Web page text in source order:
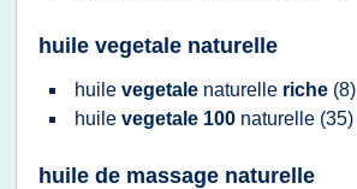
huile vegetale naturelle
huile vegetale naturelle riche (8)
huile vegetale 100 naturelle (35)
huile de massage naturelle